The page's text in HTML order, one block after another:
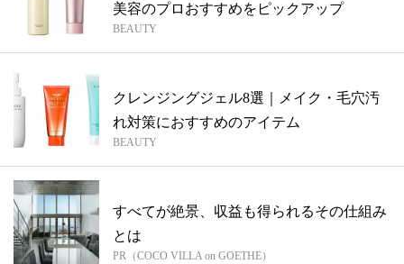
美容のプロおすすめをピックアップ
BEAUTY
クレンジングジェル8選｜メイク・毛穴汚
れ対策におすすめのアイテム
BEAUTY
すべてが絶景、収益も得られるその仕組み
とは
PR（COCO VILLA on GOETHE）